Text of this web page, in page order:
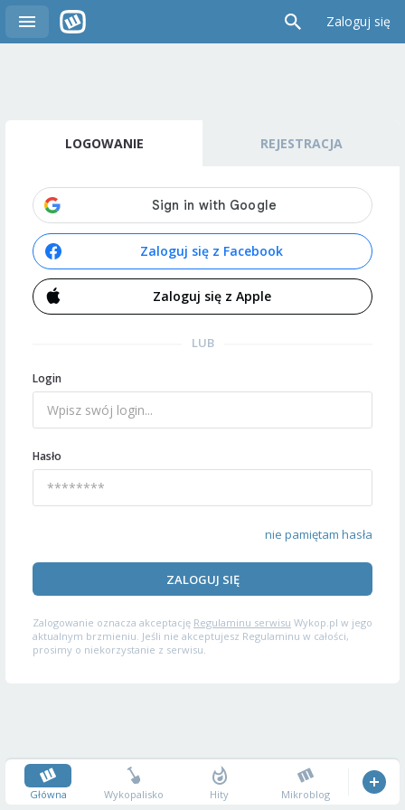
Zaloguj się
LOGOWANIE REJESTRACJA
Zaloguj się z Facebook
Zaloguj się z Apple
LUB
Login
Hasło
nie pamiętam hasła
ZALOGUJ SIĘ
Zalogowanie oznacza akceptację Regulaminu serwisu Wykop.pl w jego
aktualnym brzmieniu. Jeśli nie akceptujesz Regulaminu w całości,
prosimy o niekorzystanie z serwisu.
Główna Wykopalisko Hity Mikroblog